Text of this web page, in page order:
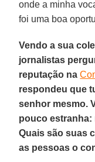
onde a minha
foi uma boa
Vendo a sua
jornalistas
reputação na
respondeu que
senhor mesmo.
pouco estranha:
Quais são suas
as pessoas o